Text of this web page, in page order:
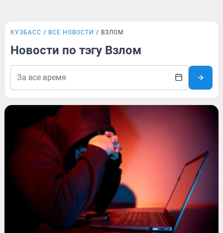
КУЗБАСС ВСЕ НОВОСТИ ВЗЛОМ
Новости по тэгу Взлом